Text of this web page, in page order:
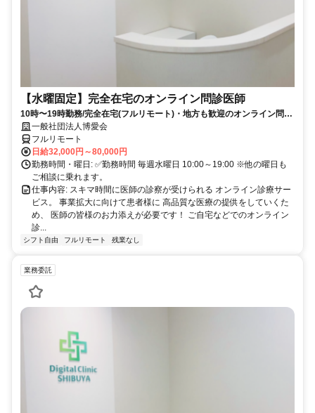
【水曜固定】完全在宅のオンライン問診医師
10時〜19時勤務/完全在宅(フルリモート)・地方も歓迎のオンライン問診
業務一般社団法人博愛会
フルリモート
日給32,000円～80,000円
勤務時間・曜日: ✅勤務時間 毎週水曜日 10:00～19:00 ※他の曜日も
ご相談に乗れます。
仕事内容: スキマ時間に医師の診察が受けられる オンライン診療サー
ビス。 事業拡大に向けて患者様に 高品質な医療の提供をしていくた
め、 医師の皆様のお力添えが必要です！ ご自宅などでのオンライン
診...
シフト自由 フルリモート 残業なし
業務委託